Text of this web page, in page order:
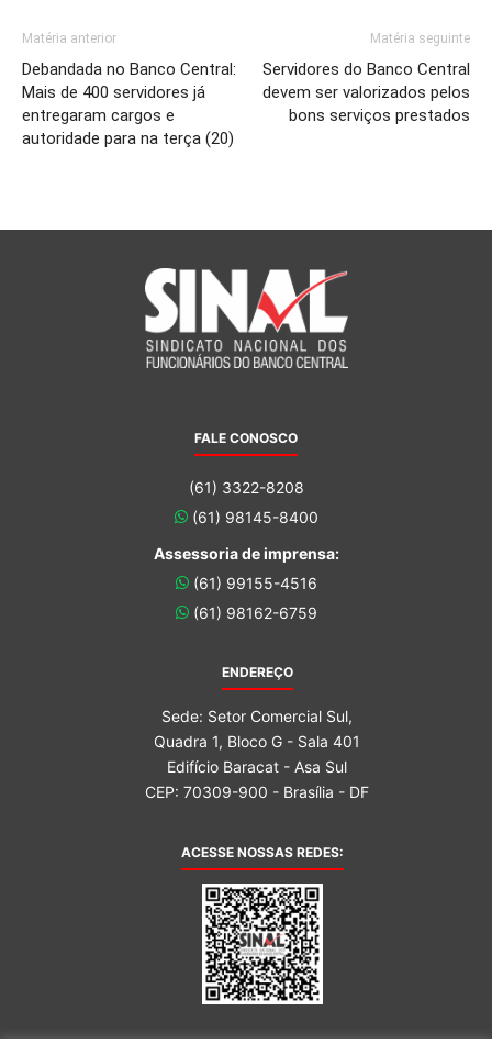
Matéria anterior
Debandada no Banco Central:
Mais de 400 servidores já
entregaram cargos e
autoridade para na terça (20)
Matéria seguinte
Servidores do Banco Central
devem ser valorizados pelos
bons serviços prestados
FALE CONOSCO
(61) 3322-8208
(61) 98145-8400
Assessoria de imprensa:
(61) 99155-4516
(61) 98162-6759
ENDEREÇO
Sede: Setor Comercial Sul,
Quadra 1, Bloco G - Sala 401
Edifício Baracat - Asa Sul
CEP: 70309-900 - Brasília - DF
ACESSE NOSSAS REDES: